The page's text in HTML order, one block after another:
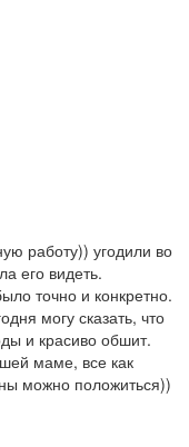
работу)) угодили во
его видеть.
точно и конкретно.
могу сказать, что
и красиво обшит.
маме, все как
можно положиться))